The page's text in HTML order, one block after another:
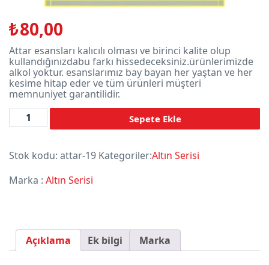
₺80,00
Attar esansları kalıcılı olması ve birinci kalite olup
kullandığınızdabu farkı hissedeceksiniz.ürünlerimizde
alkol yoktur. esanslarımız bay bayan her yaştan ve her
kesime hitap eder ve tüm ürünleri müşteri
memnuniyet garantilidir.
Adet
Sepete Ekle
Stok kodu: attar-19 Kategoriler:Altın Serisi
Marka : Altın Serisi
Açıklama Ek bilgi Marka